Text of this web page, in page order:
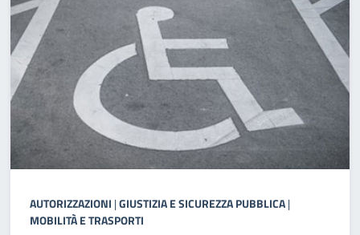
AUTORIZZAZIONI |GIUSTIZIA E SICUREZZA PUBBLICA|
MOBILITÀ E TRASPORTI